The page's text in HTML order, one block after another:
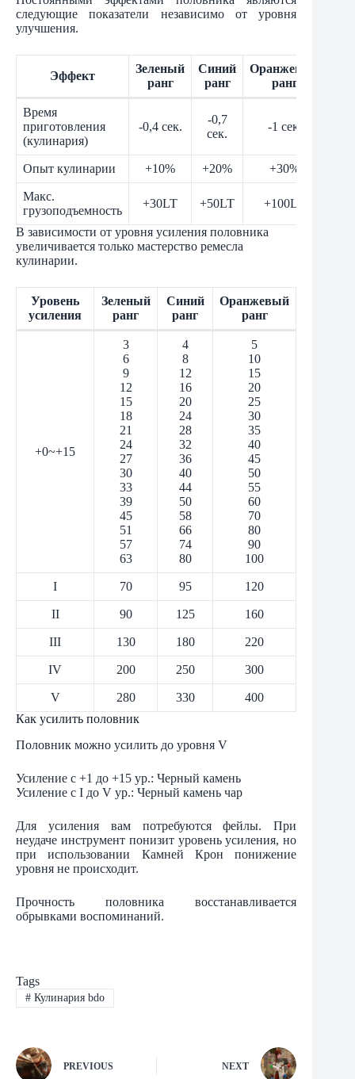
следующие показатели независимо от уровня
улучшения.
Эффект
Зеленый
ранг
Синий
ранг
Оранжевый
ранг
Время
приготовления
(кулинария)
-0,4 сек.
-0,7
сек.
-1 сек.
Опыт кулинарии +10% +20% +30%
Макс.
грузоподъемность
+30LT +50LT +100LT
В зависимости от уровня усиления половника
увеличивается только мастерство ремесла
кулинарии.
Уровень
усиления
Зеленый
ранг
Синий
ранг
Оранжевый
ранг
+0~+15
3
6
9
12
15
18
21
24
27
30
33
39
45
51
57
63
4
8
12
16
20
24
28
32
36
40
44
50
58
66
74
80
5
10
15
20
25
30
35
40
45
50
55
60
70
80
90
100
I 70 95 120
II 90 125 160
III 130 180 220
IV 200 250 300
V 280 330
400
Как усилить половник
Половник можно усилить до уровня V
Усиление с +1 до +15 ур.: Черный камень
Усиление с I до V ур.: Черный камень чар
Для усиления вам потребуются фейлы. При
неудаче инструмент понизит уровень усиления, но
при использовании Камней Крон понижение
уровня не происходит.
Прочность половника восстанавливается
обрывками воспоминаний.
Tags
#Кулинария bdo
PREVIOUS NEXT